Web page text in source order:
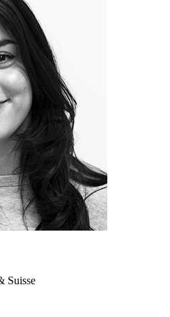
Suisse